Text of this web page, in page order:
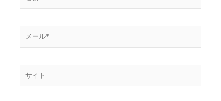
ー
*